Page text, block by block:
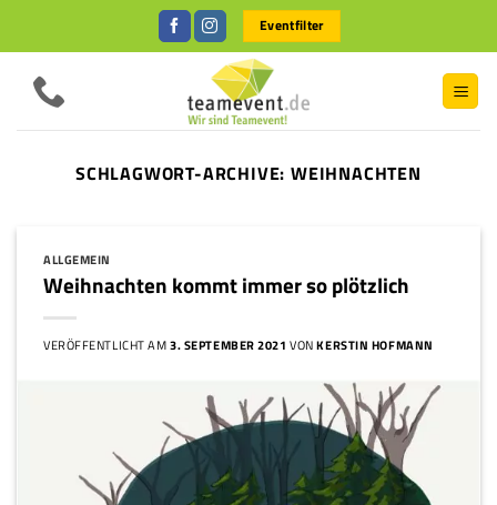
Eventfilter
SCHLAGWORT-ARCHIVE:WEIHNACHTEN
ALLGEMEIN
Weihnachten kommt immer so plötzlich
VERÖFFENTLICHT AM3. SEPTEMBER 2021 VONKERSTIN HOFMANN